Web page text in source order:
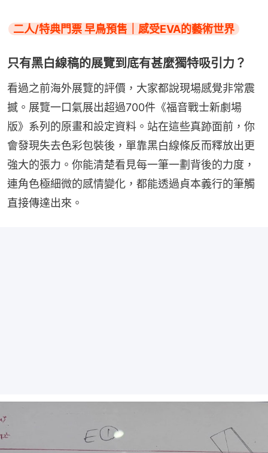
二人/特典門票 早鳥預售｜感受EVA的藝術世界
只有黑白線稿的展覽到底有甚麼獨特吸引力？
看過之前海外展覽的評價，大家都說現場感覺非常震
撼。展覽一口氣展出超過700件《福音戰士新劇場
版》系列的原畫和設定資料。站在這些真跡面前，你
會發現失去色彩包裝後，單靠黑白線條反而釋放出更
強大的張力。你能清楚看見每一筆一劃背後的力度，
連角色極細微的感情變化，都能透過貞本義行的筆觸
直接傳達出來。